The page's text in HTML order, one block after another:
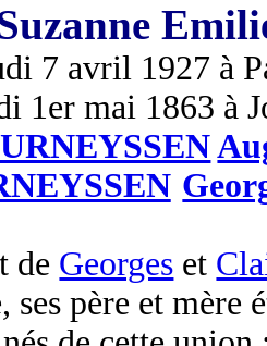
7 avril 1927 à
1er mai 1863 à
de Georges et
ses père et mère